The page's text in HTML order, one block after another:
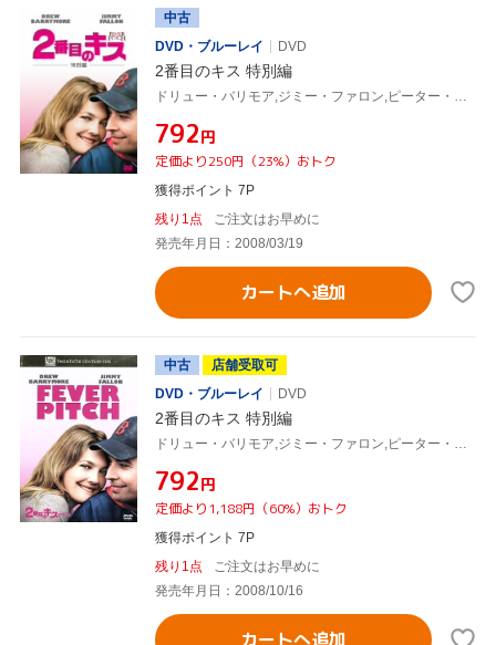
中古
DVD・ブルーレイ
DVD
2番目のキス 特別編
¥792円
定価より250円（23%）おトク
獲得ポイント 7P
残り1点
ご注文はお早めに
発売年月日：2008/03/19
カートへ追加
中古
店舗受取可
DVD・ブルーレイ
DVD
2番目のキス 特別編
¥792円
定価より1,188円（60%）おトク
獲得ポイント 7P
残り1点
ご注文はお早めに
発売年月日：2008/10/16
カートへ追加